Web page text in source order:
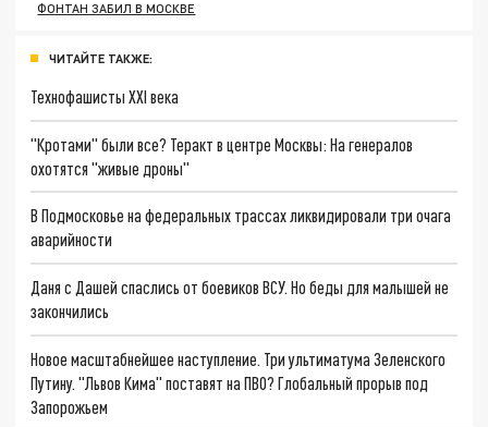
ФОНТАН ЗАБИЛ В МОСКВЕ
ЧИТАЙТЕ ТАКЖЕ:
Технофашисты XXI века
"Кротами" были все? Теракт в центре Москвы: На генералов
охотятся "живые дроны"
В Подмосковье на федеральных трассах ликвидировали три очага
аварийности
Даня с Дашей спаслись от боевиков ВСУ. Но беды для малышей не
закончились
Новое масштабнейшее наступление. Три ультиматума Зеленского
Путину. "Львов Кима" поставят на ПВО? Глобальный прорыв под
Запорожьем